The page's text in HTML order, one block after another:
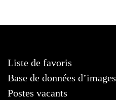
Liste de favoris
Base de données d’images
Postes vacants